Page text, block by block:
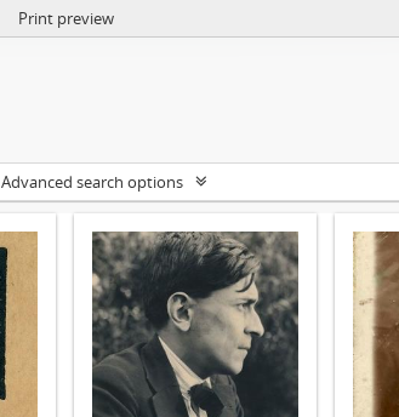
Print preview
Advanced search options